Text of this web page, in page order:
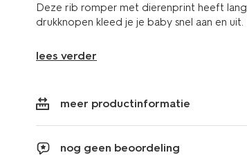
Deze rib romper met dierenprint heeft
drukknopen kleed je je baby snel aan en
lees verder
meer productinformatie
nog geen beoordeling